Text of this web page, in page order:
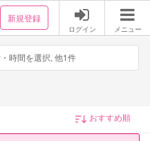
新規登録
ログイン メニュー
時間を選択, 他1件